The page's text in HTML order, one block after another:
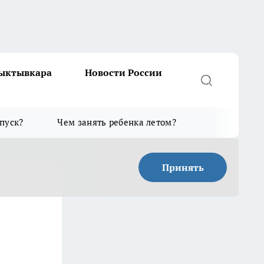
Новости России
Чем занять ребенка летом?
Принять